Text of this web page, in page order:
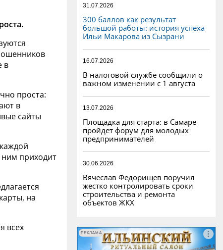
в
проста:
в
сайты
ним приходит
на
всех
31.07.2026
300 баллов как результат
большой работы: история успеха
Ильи Макарова из Сызрани
16.07.2026
В налоговой службе сообщили о
важном изменении с 1 августа
13.07.2026
Площадка для старта: в Самаре
пройдет форум для молодых
предпринимателей
30.06.2026
Вячеслав Федорищев поручил
жестко контролировать сроки
строительства и ремонта
объектов ЖКХ
РЕКЛАМА